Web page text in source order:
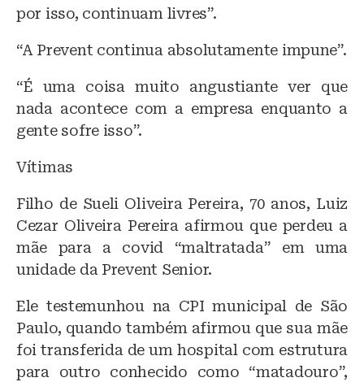
por isso, continuam livres”.
“A Prevent continua absolutamente impune”.
“É uma coisa muito angustiante ver que
nada acontece com a empresa enquanto a
gente sofre isso”.
Vítimas
Filho de Sueli Oliveira Pereira, 70 anos, Luiz
Cezar Oliveira Pereira afirmou que perdeu a
mãe para a covid “maltratada” em uma
unidade da Prevent Senior.
Ele testemunhou na CPI municipal de São
Paulo, quando também afirmou que sua mãe
foi transferida de um hospital com estrutura
para outro conhecido como “matadouro”,